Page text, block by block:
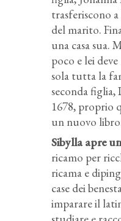
trasferiscono
del marito.
una casa sua.
poco e lei
sola tutta la
seconda
1678, proprio
un nuovo
Sibylla apre
ricamo per
ricama e
case dei
imparare il